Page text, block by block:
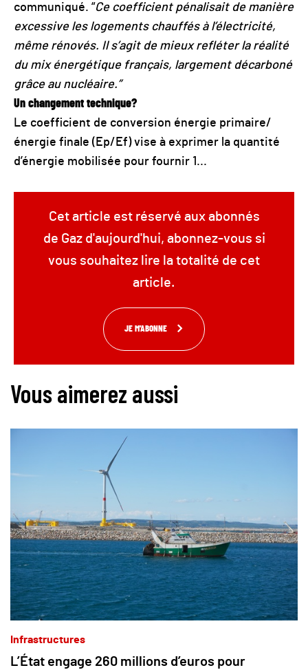
communiqué. “Ce coefficient pénalisait de manière
excessive les logements chauffés à l’électricité,
même rénovés. Il s’agit de mieux refléter la réalité
du mix énergétique français, largement décarboné
grâce au nucléaire.”
Un changement technique?
Le coefficient de conversion énergie primaire/
énergie finale (Ep/Ef) vise à exprimer la quantité
d’énergie mobilisée pour fournir 1...
Cet article est réservé aux abonnés
de Gaz d'aujourd'hui, abonnez-vous si
vous souhaitez lire la totalité de cet
article.
JE M'ABONNE
Vous aimerez aussi
Infrastructures
L’État engage 260 millions d’euros pour